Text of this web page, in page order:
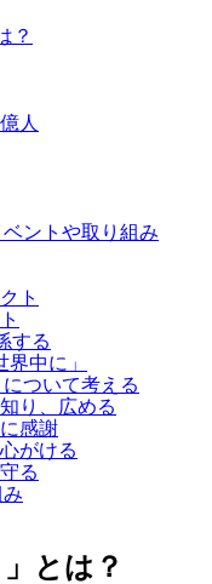
？
人
ントや取り組み
ト
する
中に」
ついて考える
り、広める
感謝
がける
る
とは？